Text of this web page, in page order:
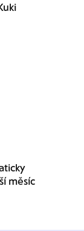
měsíc